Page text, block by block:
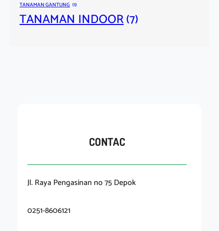
TANAMAN GANTUNG (1)
TANAMAN INDOOR(7)
CONTAC
Jl. Raya Pengasinan no 75 Depok
0251-8606121